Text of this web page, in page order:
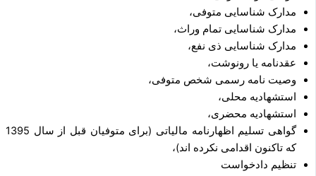
مدارک شناسایی متوفی،
مدارک شناسایی تمام وراث،
مدارک شناسایی ذی‌ نفع،
عقدنامه یا رونوشت،
وصیت نامه رسمی شخص متوفی،
استشهادیه محلی،
استشهادیه محضری،
گواهی تسلیم اظهارنامه مالیاتی (برای متوفیان قبل از سال 1395
که تاکنون اقدامی نکرده ­اند)،
تنظیم دادخواست